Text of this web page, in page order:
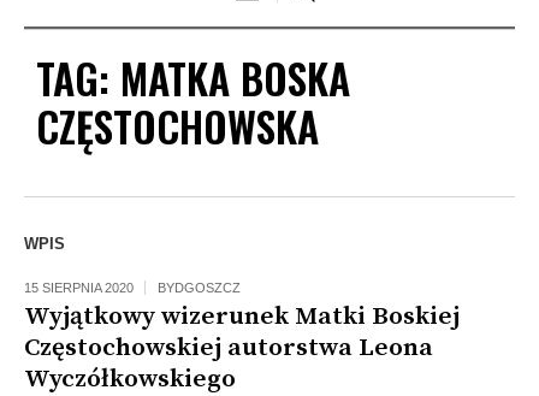
TAG: MATKA BOSKA
CZĘSTOCHOWSKA
WPIS
15 SIERPNIA 2020 BYDGOSZCZ
Wyjątkowy wizerunek Matki Boskiej
Częstochowskiej autorstwa Leona
Wyczółkowskiego